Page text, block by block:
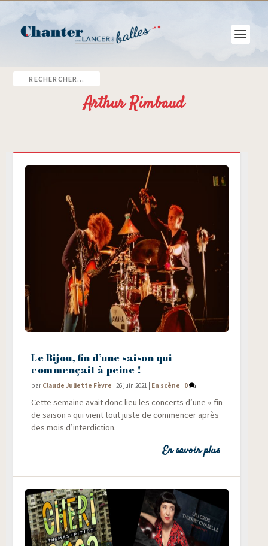
Arthur Rimbaud
Le Bijou, fin d’une saison qui
commençait à peine !
par Claude Juliette Fèvre |26 juin 2021 | En scène | 0
Cette semaine avait donc lieu les concerts d’une « fin
de sai­son » qui vient tout juste de com­men­cer après
des mois d’interdiction.
En savoir plus